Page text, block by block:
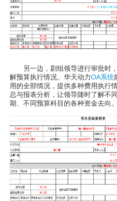
另一边，剧组领导进行审批时，
解预算执行情况。华天动力OA系统
用的全部情况，提供多种费用执行
总与报表分析，让领导随时了解不
期、不同预算科目的各种资金去向。